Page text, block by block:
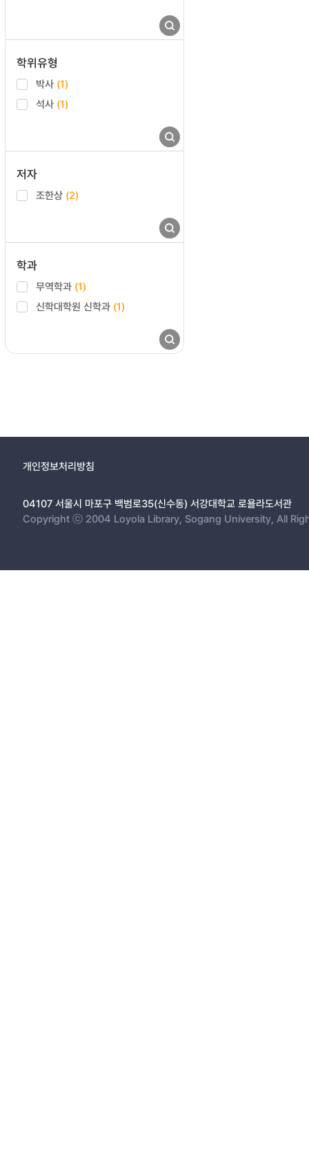
학위유형
박사 (1)
석사 (1)
저자
조한상 (2)
학과
무역학과 (1)
신학대학원 신학과 (1)
개인정보처리방침
04107 서울시 마포구 백범로35(신수동) 서강대학교 로욜라도서관
Copyright ⓒ 2004 Loyola Library, Sogang University, All